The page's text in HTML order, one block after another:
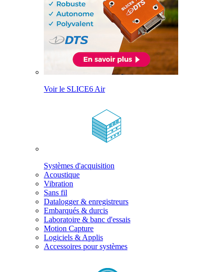
Voir le SLICE6 Air
Systèmes d'acquisition
Acoustique
Vibration
Sans fil
Datalogger & enregistreurs
Embarqués & durcis
Laboratoire & banc d'essais
Motion Capture
Logiciels & Applis
Accessoires pour systèmes